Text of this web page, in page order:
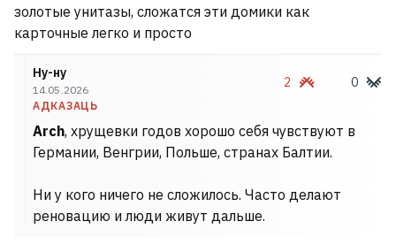
золотые унитазы, сложатся эти домики как
карточные легко и просто
Ну-ну
14.05.2026
АДКАЗАЦЬ
2 0
Arch, хрущевки годов хорошо себя чувствуют в
Германии, Венгрии, Польше, странах Балтии.
Ни у кого ничего не сложилось. Часто делают
реновацию и люди живут дальше.